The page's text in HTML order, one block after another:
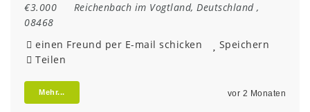
€3.000
Reichenbach im Vogtland, Deutschland,
08468
einen Freund per E-mail schicken
Speichern
Teilen
Mehr... vor 2 Monaten